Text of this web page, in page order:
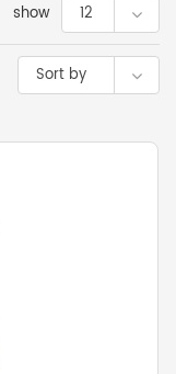
show 12
Sort by